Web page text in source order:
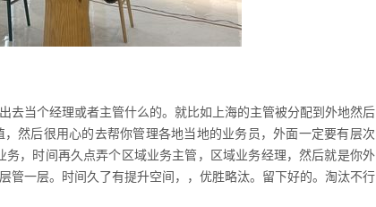
去当个经理或者主管什么的。就比如上海的主管被分配到外地然后
然后很用心的去帮你管理各地当地的业务员，外面一定要有层次
，时间再久点弄个区域业务主管，区域业务经理，然后就是你外
管一层。时间久了有提升空间，，优胜略汰。留下好的。淘汰不行